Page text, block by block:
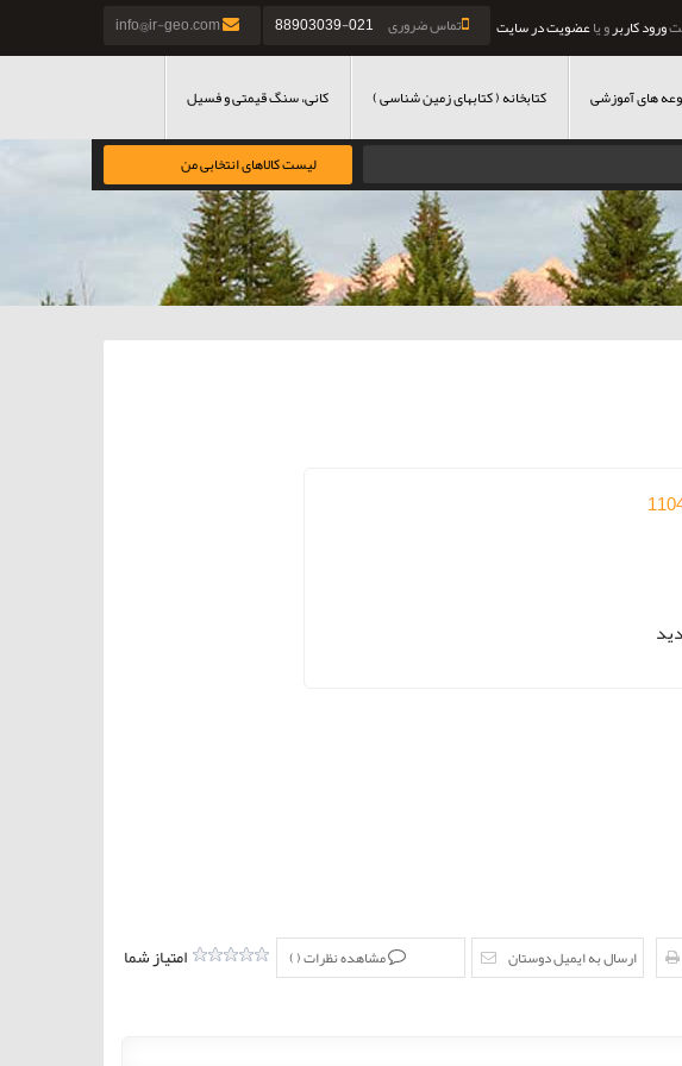
تماس ضروری 021-88903039 ورود کاربرو یاعضویت در سایت
های آموزشی کتابخانه ( کتابهای زمین شناسی ) کانی، سنگ قیمتی و فسیل
لیست کالاهای انتخابی من
امتیاز شما مشاهده نظرات () ارسال به ایمیل دوستان